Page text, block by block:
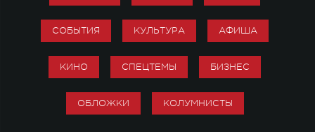
СОБЫТИЯ КУЛЬТУРА АФИША
КИНО СПЕЦТЕМЫ БИЗНЕС
ОБЛОЖКИ КОЛУМНИСТЫ